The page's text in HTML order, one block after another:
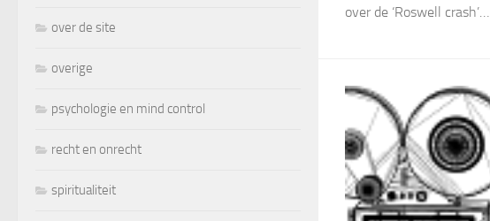
over de ‘Roswell crash’…
over de site
overige
psychologie en mind control
recht en onrecht
spiritualiteit